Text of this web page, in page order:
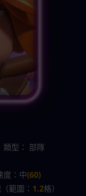
類型： 部隊
度：中(60)
範圍： 1.2格）